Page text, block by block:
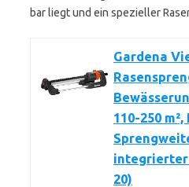
bar liegt und ein spezieller
Gardena
110-250
20)